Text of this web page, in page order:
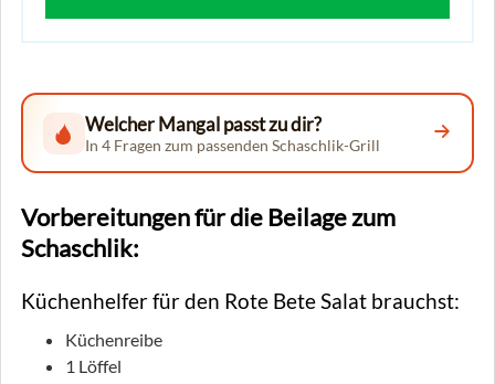
Welcher Mangal passt zu dir?
In 4 Fragen zum passenden Schaschlik-Grill
Vorbereitungen für die Beilage zum
Schaschlik:
Küchenhelfer für den Rote Bete Salat brauchst:
Küchenreibe
1 Löffel